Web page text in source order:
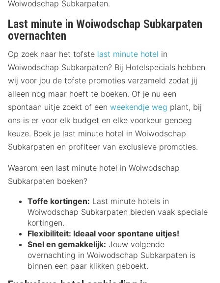
Woiwodschap Subkarpaten.
Last minute in Woiwodschap Subkarpaten
overnachten
Op zoek naar het tofste last minute hotel in
Woiwodschap Subkarpaten? Bij Hotelspecials hebben
wij voor jou de tofste promoties verzameld zodat jij
alleen nog maar hoeft te boeken. Of je nu een
spontaan uitje zoekt of een weekendje weg plant, bij
ons is er voor elk budget en elke voorkeur genoeg
keuze. Boek je last minute hotel in Woiwodschap
Subkarpaten en profiteer van exclusieve promoties.
Waarom een last minute hotel in Woiwodschap
Subkarpaten boeken?
Toffe kortingen: Last minute hotels in
Woiwodschap Subkarpaten bieden vaak speciale
kortingen.
Flexibiliteit: Ideaal voor spontane uitjes!
Snel en gemakkelijk: Jouw volgende
overnachting in Woiwodschap Subkarpaten is
binnen een paar klikken geboekt.